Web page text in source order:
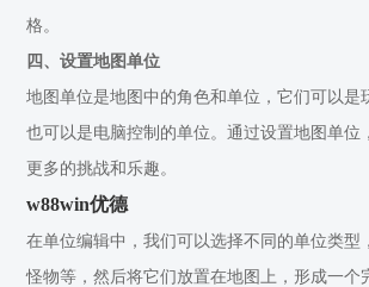
格。
四、设置地图单位
地图单位是地图中的角色和单位，它们可以是
也可以是电脑控制的单位。通过设置地图单位
更多的挑战和乐趣。
w88win优德
在单位编辑中，我们可以选择不同的单位类型
怪物等，然后将它们放置在地图上，形成一个